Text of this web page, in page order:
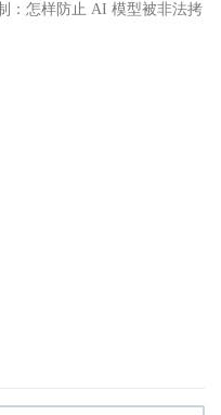
：怎样防止 AI 模型被非法拷